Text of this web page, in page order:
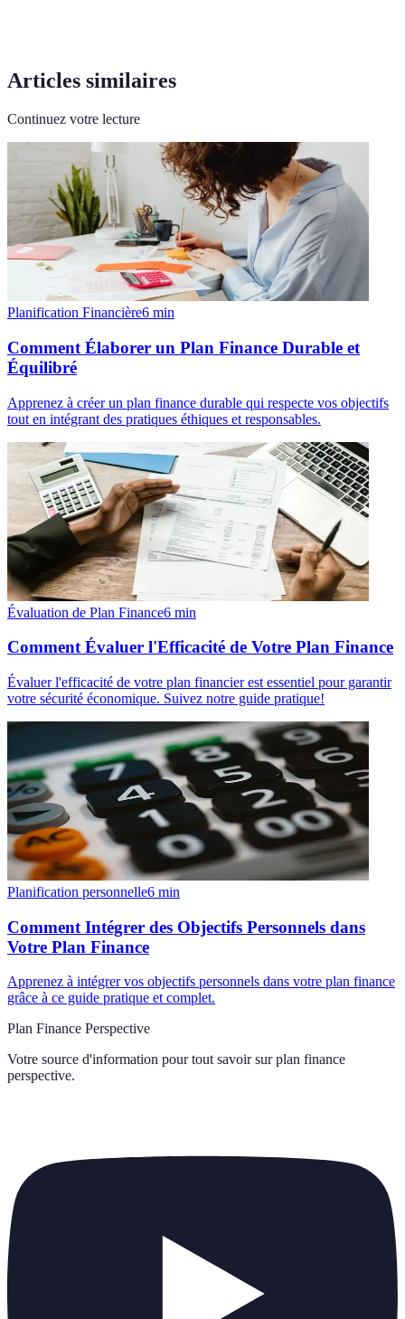
Articles similaires
Continuez votre lecture
Planification Financière6 min
Comment Élaborer un Plan Finance Durable et
Équilibré
Apprenez à créer un plan finance durable qui respecte vos objectifs
tout en intégrant des pratiques éthiques et responsables.
Évaluation de Plan Finance6 min
Comment Évaluer l'Efficacité de Votre Plan Finance
Évaluer l'efficacité de votre plan financier est essentiel pour garantir
votre sécurité économique. Suivez notre guide pratique!
Planification personnelle6 min
Comment Intégrer des Objectifs Personnels dans
Votre Plan Finance
Apprenez à intégrer vos objectifs personnels dans votre plan finance
grâce à ce guide pratique et complet.
Plan Finance Perspective
Votre source d'information pour tout savoir sur plan finance
perspective.